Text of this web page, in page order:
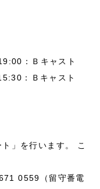
：Ｂキャスト
：Ｂキャスト
」を行います。 こ
0559（留守番電